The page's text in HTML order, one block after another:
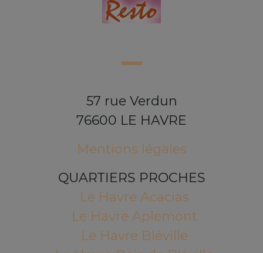
57 rue Verdun
76600 LE HAVRE
Mentions légales
QUARTIERS PROCHES
Le Havre Acacias
Le Havre Aplemont
Le Havre Bléville